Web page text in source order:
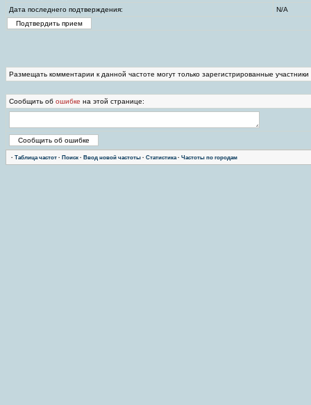
Дата последнего подтверждения:
N/A
Размещать комментарии к данной частоте могут только зарегистрированные
Сообщить об ошибке на этой странице:
· Таблица частот · Поиск · Ввод новой частоты · Статистика· Частоты по городам